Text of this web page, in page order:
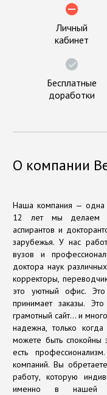
Личный
кабинет
Бесплатные
доработки
О компании
Наша компания — одна
12 лет мы делаем
аспирантов и
зарубежья. У нас
вузов и
доктора наук
корректоры,
это уютный офис.
принимает заказы.
грамотный сайт… и
надежна, только
можете быть спокойны
есть
компаний. Вы
работу, которую
именно в нашей